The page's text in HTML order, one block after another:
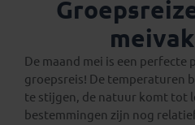
De maand mei is een perfecte
groepsreis! De temperaturen
te stijgen, de natuur komt tot
bestemmingen zijn nog